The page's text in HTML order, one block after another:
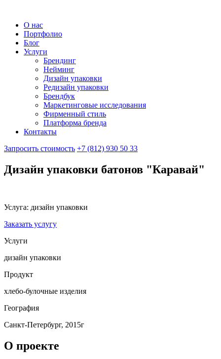
О нас
Портфолио
Блог
Услуги
Брендинг
Нейминг
Дизайн упаковки
Редизайн упаковки
Брендбук
Маркетинговые исследования
Фирменный стиль
Платформа бренда
Контакты
Запросить стоимость +7 (812) 930 50 33
Дизайн упаковки батонов "Каравай"
Услуга: дизайн упаковки
Заказать услугу
Услуги
дизайн упаковки
Продукт
хлебо-булочные изделия
География
Санкт-Петербург, 2015г
О проекте